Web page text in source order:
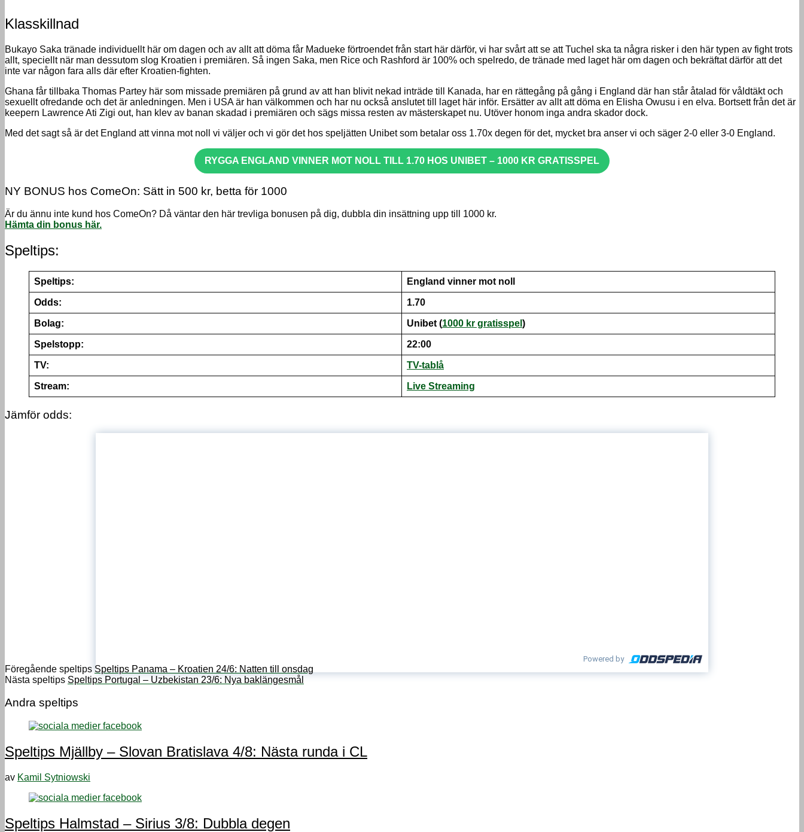
Klasskillnad
Bukayo Saka tränade individuellt här om dagen och av allt att döma får Madueke förtroendet från start här därför, vi har svårt att se att Tuchel ska ta några risker i den här typen av fight trots
allt, speciellt när man dessutom slog Kroatien i premiären. Så ingen Saka, men Rice och Rashford är 100% och spelredo, de tränade med laget här om dagen och bekräftat därför att det
inte var någon fara alls där efter Kroatien-fighten.
Ghana får tillbaka Thomas Partey här som missade premiären på grund av att han blivit nekad inträde till Kanada, har en rättegång på gång i England där han står åtalad för våldtäkt och
sexuellt ofredande och det är anledningen. Men i USA är han välkommen och har nu också anslutet till laget här inför. Ersätter av allt att döma en Elisha Owusu i en elva. Bortsett från det är
keepern Lawrence Ati Zigi out, han klev av banan skadad i premiären och sägs missa resten av mästerskapet nu. Utöver honom inga andra skador dock.
Med det sagt så är det England att vinna mot noll vi väljer och vi gör det hos speljätten Unibet som betalar oss 1.70x degen för det, mycket bra anser vi och säger 2-0 eller 3-0 England.
RYGGA ENGLAND VINNER MOT NOLL TILL 1.70 HOS UNIBET – 1000 KR GRATISSPEL
NY BONUS hos ComeOn: Sätt in 500 kr, betta för 1000
Är du ännu inte kund hos ComeOn? Då väntar den här trevliga bonusen på dig, dubbla din insättning upp till 1000 kr.
Hämta din bonus här.
Speltips:
Speltips: England vinner mot noll
Odds: 1.70
Bolag: Unibet (1000 kr gratisspel )
Spelstopp: 22:00
TV: TV-tablå
Stream: Live Streaming
Jämför odds:
Powered by
Föregående speltips Speltips Panama – Kroatien 24/6: Natten till onsdag
Nästa speltips Speltips Portugal – Uzbekistan 23/6: Nya baklängesmål
Andra speltips
Speltips Mjällby – Slovan Bratislava 4/8: Nästa runda i CL
av Kamil Sytniowski
Speltips Halmstad – Sirius 3/8: Dubbla degen